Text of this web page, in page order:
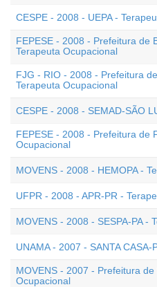
CESPE - 2008 - UEPA -
FEPESE - 2008 - Prefeitura de
Terapeuta Ocupacional
FJG - RIO - 2008 - Prefeitura
Terapeuta Ocupacional
CESPE - 2008 - SEMAD-SÃO
FEPESE - 2008 - Prefeitura de
Ocupacional
MOVENS - 2008 - HEMOPA -
UFPR - 2008 - APR-PR -
MOVENS - 2008 - SESPA-PA -
UNAMA - 2007 - SANTA
MOVENS - 2007 - Prefeitura
Ocupacional